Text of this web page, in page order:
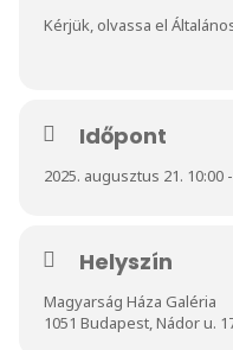
Kérjük, olvassa el
Időpont
2025. augusztus 21. 10:00
Helyszín
Magyarság Háza Galéria
1051 Budapest, Nádor u.